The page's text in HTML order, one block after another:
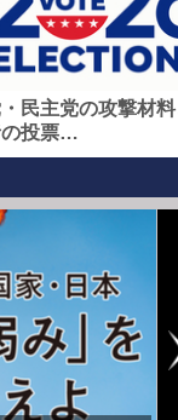
民主党の攻撃材
投票…